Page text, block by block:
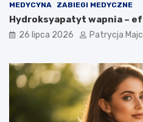
MEDYCYNA ZABIEGI MEDYCZNE
Hydroksyapatyt wapnia –
26 lipca 2026 Patrycja